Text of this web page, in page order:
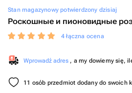
Stan magazynowy potwierdzony dzisiaj
Роскошные и пионовидные
4 łączna ocena
Wprowadź adres , a my dowiemy się,
11 osób przedmiot dodany do swoich